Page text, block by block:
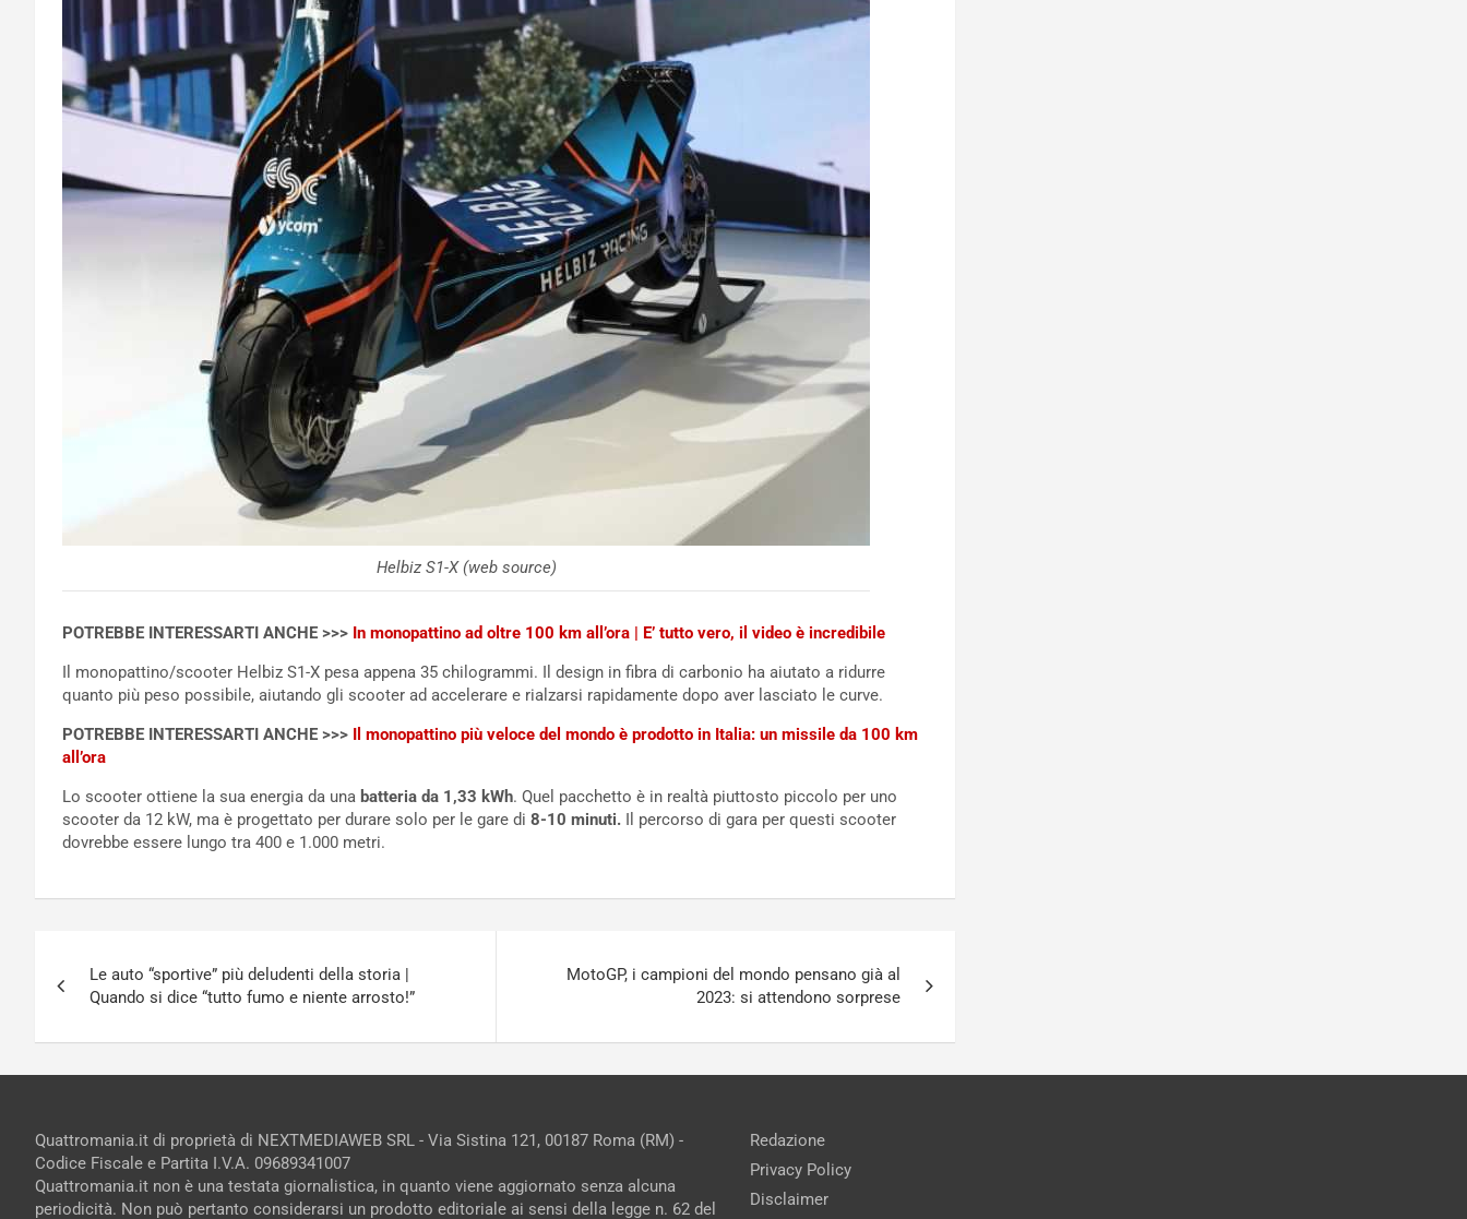
Helbiz S1-X (web source)
POTREBBE INTERESSARTI ANCHE >>> In monopattino ad oltre 100 km all’ora | E’ tutto vero, il video è incredibile
Il monopattino/scooter Helbiz S1-X pesa appena 35 chilogrammi. Il design in fibra di carbonio ha aiutato a ridurre
quanto più peso possibile, aiutando gli scooter ad accelerare e rialzarsi rapidamente dopo aver lasciato le curve.
POTREBBE INTERESSARTI ANCHE >>>
Il monopattino più veloce del mondo è prodotto in Italia: un missile da 100 km
all’ora
Lo scooter ottiene la sua energia da una batteria da 1,33 kWh. Quel pacchetto è in realtà piuttosto piccolo per uno
scooter da 12 kW, ma è progettato per durare solo per le gare di 8-10 minuti. Il percorso di gara per questi scooter
dovrebbe essere lungo tra 400 e 1.000 metri.
articoli
Le auto “sportive” più deludenti della storia |
Quando si dice “tutto fumo e niente arrosto!”
MotoGP, i campioni del mondo pensano già al
2023: si attendono sorprese
Quattromania.it di proprietà di NEXTMEDIAWEB SRL - Via Sistina 121, 00187 Roma (RM) -
Codice Fiscale e Partita I.V.A. 09689341007
Quattromania.it non è una testata giornalistica, in quanto viene aggiornato senza alcuna
periodicità. Non può pertanto considerarsi un prodotto editoriale ai sensi della legge n. 62 del
Redazione
Privacy Policy
Disclaimer